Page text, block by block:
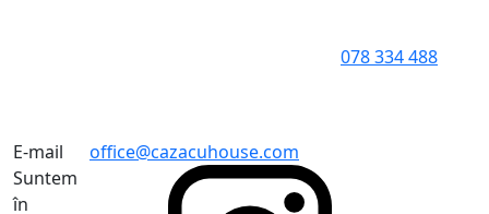
078 334 488
E-mail
office@cazacuhouse.com
Suntem
în